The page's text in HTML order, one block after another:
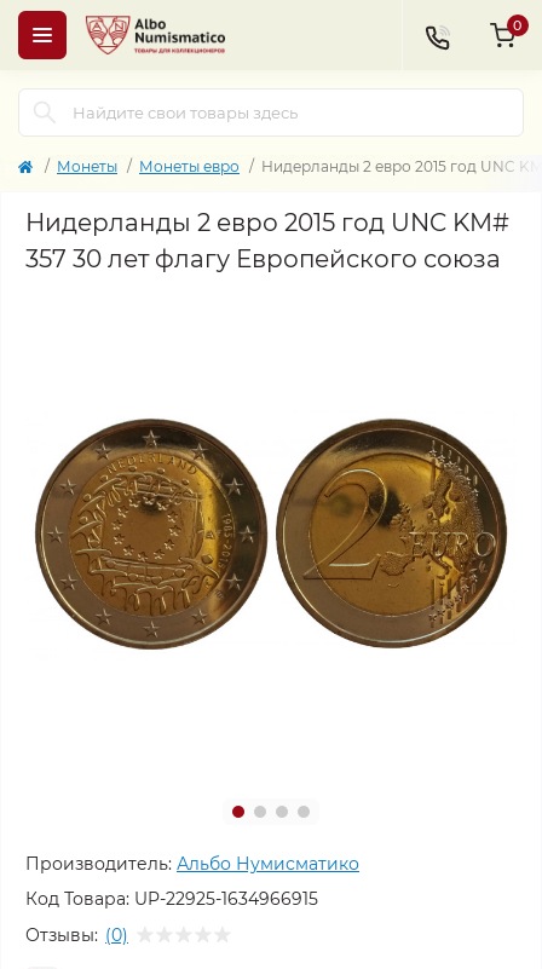
0
Монеты Монеты евро Нидерланды 2 евро 2015 год UNC
Нидерланды 2 евро 2015 год UNC KM#
357 30 лет флагу Европейского союза
Производитель: Альбо Нумисматико
Код Товара: UP-22925-1634966915
Отзывы: (0)